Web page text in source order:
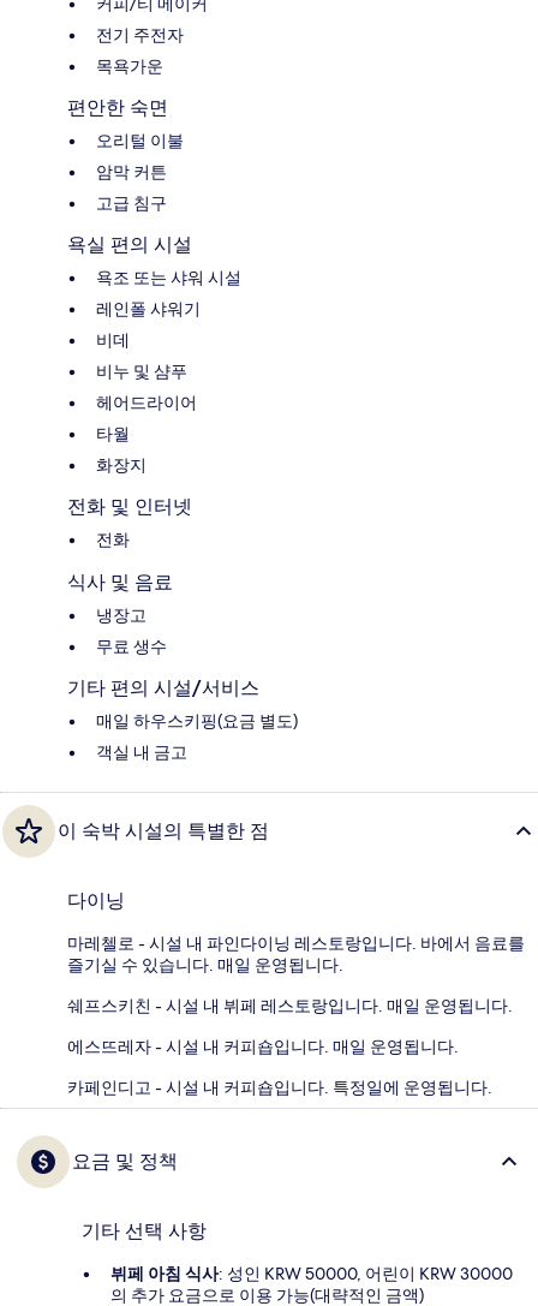
전기 주전자
목욕가운
편안한 숙면
오리털 이불
암막 커튼
고급 침구
욕실 편의 시설
욕조 또는 샤워 시설
레인폴 샤워기
비데
비누 및 샴푸
헤어드라이어
타월
화장지
전화 및 인터넷
전화
식사 및 음료
냉장고
무료 생수
기타 편의 시설/서비스
매일 하우스키핑(요금 별도)
객실 내 금고
이 숙박 시설의 특별한 점
다이닝
마레첼로 - 시설 내 파인다이닝 레스토랑입니다. 바에서 음료를
즐기실 수 있습니다. 매일 운영됩니다.
쉐프스키친 - 시설 내 뷔페 레스토랑입니다. 매일 운영됩니다.
에스뜨레자 - 시설 내 커피숍입니다. 매일 운영됩니다.
카페인디고 - 시설 내 커피숍입니다. 특정일에 운영됩니다.
요금 및 정책
기타 선택 사항
뷔페 아침 식사: 성인 KRW 50000, 어린이 KRW 30000
의 추가 요금으로 이용 가능(대략적인 금액)